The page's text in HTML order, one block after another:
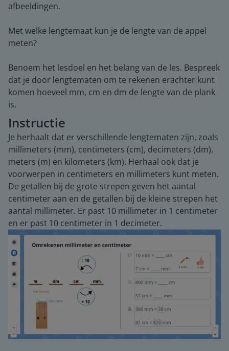
afbeeldingen.
Met welke lengtemaat kun je de lengte van de appel
meten?
Benoem het lesdoel en het belang van de les. Bespreek
dat je door lengtematen om te rekenen erachter kunt
komen hoeveel mm, cm en dm de lengte van de plank
is.
Instructie
Je herhaalt dat er verschillende lengtematen zijn, zoals
millimeters (mm), centimeters (cm), decimeters (dm),
meters (m) en kilometers (km). Herhaal ook dat je
voorwerpen in centimeters en millimeters kunt meten.
De getallen bij de grote strepen geven het aantal
centimeter aan en de getallen bij de kleine strepen het
aantal millimeter. Er past 10 millimeter in 1 centimeter
en er past 10 centimeter in 1 decimeter.